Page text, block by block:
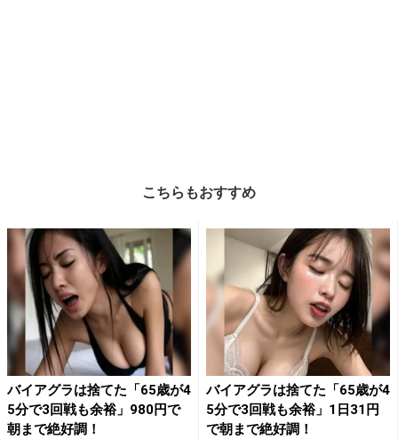
こちらもおすすめ
バイアグラは捨てた「65歳が4
5分で3回戦も余裕」980円で
朝まで絶好調！
バイアグラは捨てた「65歳が4
5分で3回戦も余裕」1日31円
で朝まで絶好調！